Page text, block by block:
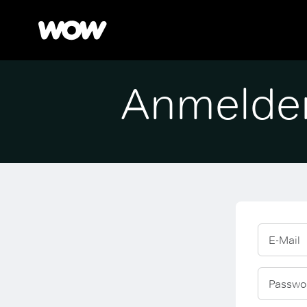
E-Mail